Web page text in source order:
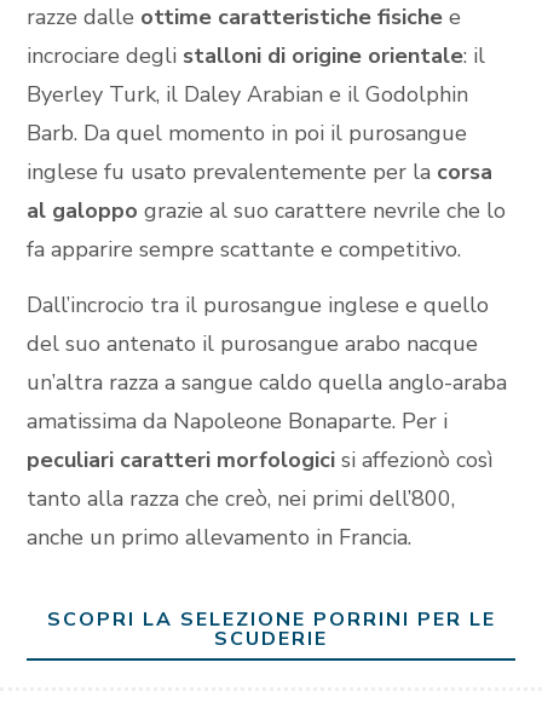
razze dalle ottime caratteristiche fisiche e
incrociare degli stalloni di origine orientale: il
Byerley Turk, il Daley Arabian e il Godolphin
Barb. Da quel momento in poi il purosangue
inglese fu usato prevalentemente per la corsa
al galoppo grazie al suo carattere nevrile che lo
fa apparire sempre scattante e competitivo.
Dall’incrocio tra il purosangue inglese e quello
del suo antenato il purosangue arabo nacque
un’altra razza a sangue caldo quella anglo-araba
amatissima da Napoleone Bonaparte. Per i
peculiari caratteri morfologici si affezionò così
tanto alla razza che creò, nei primi dell’800,
anche un primo allevamento in Francia.
SCOPRI LA SELEZIONE PORRINI PER LE
SCUDERIE